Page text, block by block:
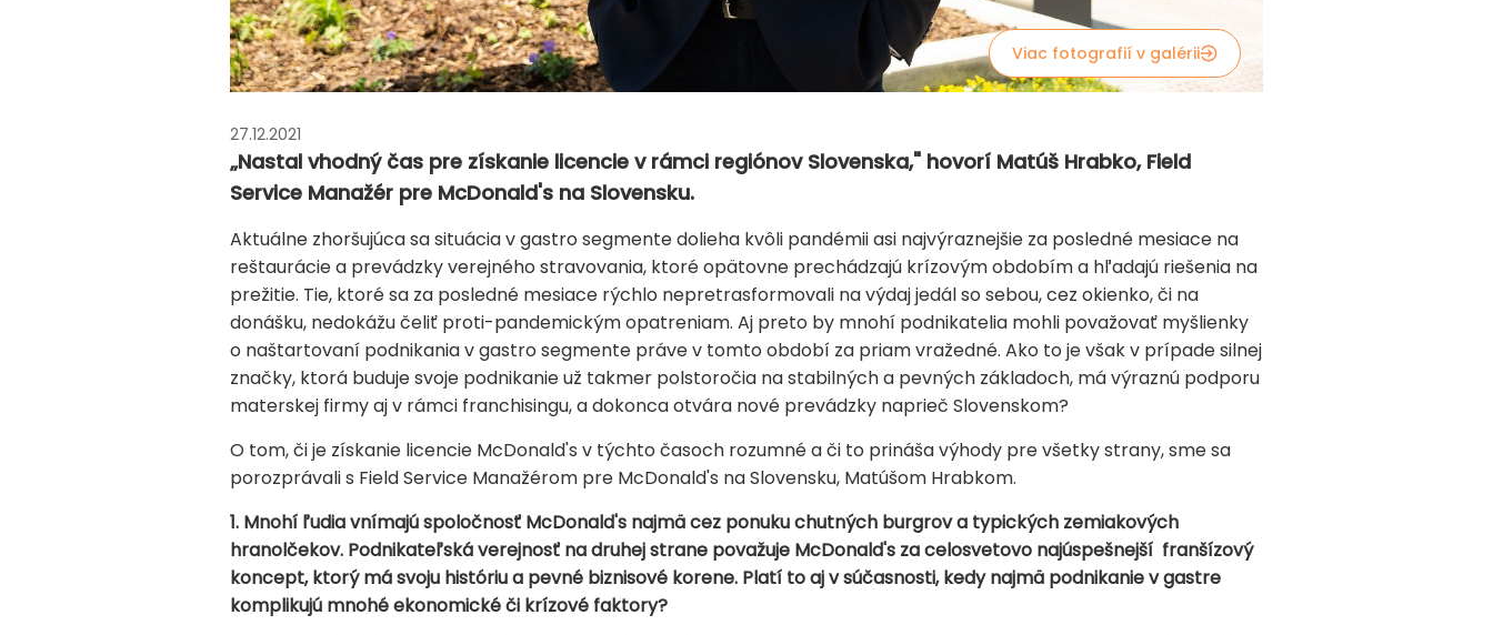
Viac fotografií v galérii
27.12.2021
„Nastal vhodný čas pre získanie licencie v rámci regiónov Slovenska," hovorí Matúš Hrabko, Field
Service Manažér pre McDonald's na Slovensku.
Aktuálne zhoršujúca sa situácia v gastro segmente dolieha kvôli pandémii asi najvýraznejšie za posledné mesiace na
reštaurácie a prevádzky verejného stravovania, ktoré opätovne prechádzajú krízovým obdobím a hľadajú riešenia na
prežitie. Tie, ktoré sa za posledné mesiace rýchlo nepretrasformovali na výdaj jedál so sebou, cez okienko, či na
donášku, nedokážu čeliť proti-pandemickým opatreniam. Aj preto by mnohí podnikatelia mohli považovať myšlienky
o naštartovaní podnikania v gastro segmente práve v tomto období za priam vražedné. Ako to je však v prípade silnej
značky, ktorá buduje svoje podnikanie už takmer polstoročia na stabilných a pevných základoch, má výraznú podporu
materskej firmy aj v rámci franchisingu, a dokonca otvára nové prevádzky naprieč Slovenskom?
O tom, či je získanie licencie McDonald's v týchto časoch rozumné a či to prináša výhody pre všetky strany, sme sa
porozprávali s Field Service Manažérom pre McDonald's na Slovensku, Matúšom Hrabkom.
1. Mnohí ľudia vnímajú spoločnosť McDonald's najmä cez ponuku chutných burgrov a typických zemiakových
hranolčekov. Podnikateľská verejnosť na druhej strane považuje McDonald's za celosvetovo najúspešnejší franšízový
koncept, ktorý má svoju históriu a pevné biznisové korene. Platí to aj v súčasnosti, kedy najmä podnikanie v gastre
komplikujú mnohé ekonomické či krízové faktory?